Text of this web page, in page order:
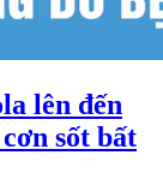
lên đến
sốt bất